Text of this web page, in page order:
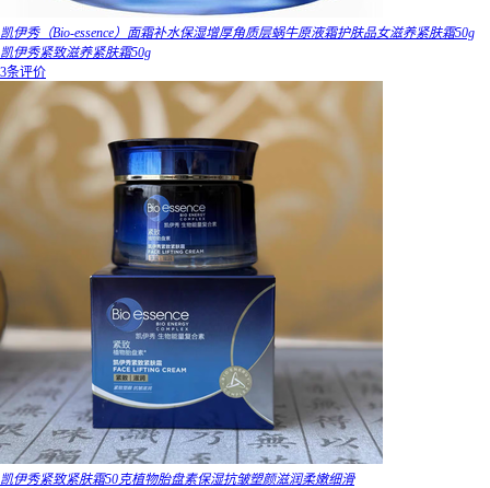
凯伊秀（Bio-essence）面霜补水保湿增厚角质层蜗牛原液霜护肤品女滋养紧肤霜50g
凯伊秀紧致滋养紧肤霜50g
3条评价
凯伊秀紧致紧肤霜50克植物胎盘素保湿抗皱塑颜滋润柔嫩细滑